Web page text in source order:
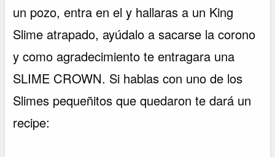
un pozo, entra en el y hallaras a un King
Slime atrapado, ayúdalo a sacarse la corono
y como agradecimiento te entragara una
SLIME CROWN. Si hablas con uno de los
Slimes pequeñitos que quedaron te dará un
recipe: